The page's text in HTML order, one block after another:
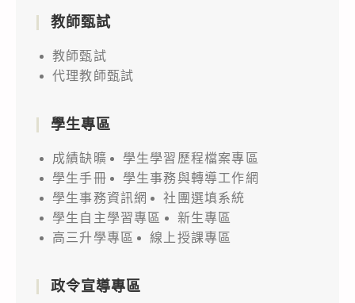
教師甄試
教師甄試
代理教師甄試
學生專區
成績缺曠
學生學習歷程檔案專區
學生手冊
學生事務與轉導工作網
學生事務資訊網
社團選填系統
學生自主學習專區
新生專區
高三升學專區
線上授課專區
政令宣導專區